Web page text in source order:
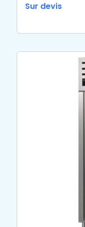
Sur devis